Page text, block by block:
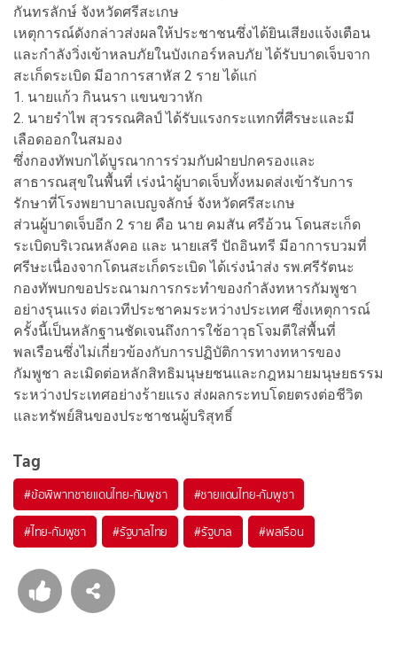
กันทรลักษ์ จังหวัดศรีสะเกษ
เหตุการณ์ดังกล่าวส่งผลให้ประชาชนซึ่งได้ยินเสียงแจ้งเตือน
และกำลังวิ่งเข้าหลบภัยในบังเกอร์หลบภัย ได้รับบาดเจ็บจาก
สะเก็ดระเบิด มีอาการสาหัส 2 ราย ได้แก่
1. นายแก้ว กินนรา แขนขวาหัก
2. นายรำไพ สุวรรณศิลป์ ได้รับแรงกระแทกที่ศีรษะและมี
เลือดออกในสมอง
ซึ่งกองทัพบกได้บูรณาการร่วมกับฝ่ายปกครองและ
สาธารณสุขในพื้นที่ เร่งนำผู้บาดเจ็บทั้งหมดส่งเข้ารับการ
รักษาที่โรงพยาบาลเบญจลักษ์ จังหวัดศรีสะเกษ
ส่วนผู้บาดเจ็บอีก 2 ราย คือ นาย คมสัน ศรีอ้วน โดนสะเก็ด
ระเบิดบริเวณหลังคอ และ นายเสรี ปัถอินทรี มีอาการบวมที่
ศรีษะเนื่องจากโดนสะเก็ดระเบิด ได้เร่งนำส่ง รพ.ศรีรัตนะ
กองทัพบกขอประณามการกระทำของกำลังทหารกัมพูชา
อย่างรุนแรง ต่อเวทีประชาคมระหว่างประเทศ ซึ่งเหตุการณ์
ครั้งนี้เป็นหลักฐานชัดเจนถึงการใช้อาวุธโจมตีใส่พื้นที่
พลเรือนซึ่งไม่เกี่ยวข้องกับการปฏิบัติการทางทหารของ
กัมพูชา ละเมิดต่อหลักสิทธิมนุษยชนและกฎหมายมนุษยธรรม
ระหว่างประเทศอย่างร้ายแรง ส่งผลกระทบโดยตรงต่อชีวิต
และทรัพย์สินของประชาชนผู้บริสุทธิ์
Tag
#ข้อพิพาทชายแดนไทย-กัมพูชา #ชายแดนไทย-กัมพูชา
#ไทย-กัมพูชา #รัฐบาลไทย #รัฐบาล #พลเรือน